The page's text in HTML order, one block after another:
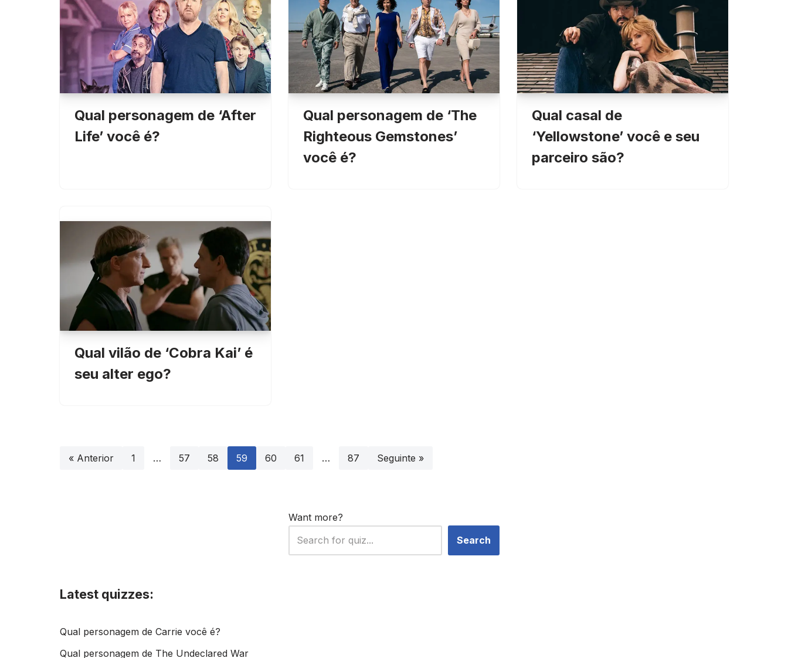
Qual personagem de ‘After
Life’ você é?
Qual personagem de ‘The
Righteous Gemstones’
você é?
Qual casal de
‘Yellowstone’ você e seu
parceiro são?
Qual vilão de ‘Cobra Kai’ é
seu alter ego?
« Anterior 1 … 57 58 59 60 61 … 87 Seguinte »
Want more?
Search
Latest quizzes:
Qual personagem de Carrie você é?
Qual personagem de The Undeclared War